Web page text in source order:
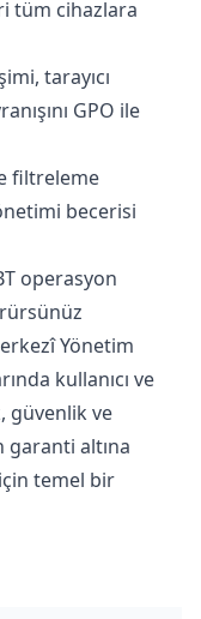
tüm cihazlara
tarayıcı
GPO ile
filtreleme
becerisi
operasyon
Yönetim
kullanıcı ve
güvenlik ve
altına
temel bir